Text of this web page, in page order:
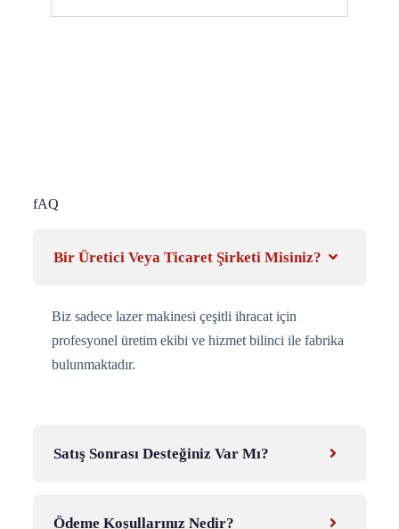
fAQ
Bir Üretici Veya Ticaret Şirketi Misiniz?
Biz sadece lazer makinesi çeşitli ihracat için
profesyonel üretim ekibi ve hizmet bilinci ile fabrika
bulunmaktadır.
Satış Sonrası Desteğiniz Var Mı?
Ödeme Koşullarınız Nedir?